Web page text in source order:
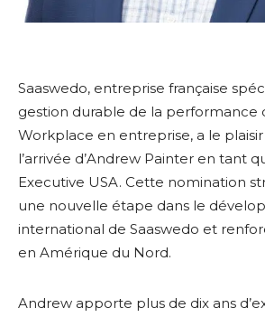
Saaswedo, entreprise française
gestion durable de la performance
Workplace en entreprise, a le
l’arrivée d’Andrew Painter en tant
Executive USA. Cette nomination
une nouvelle étape dans le
international de Saaswedo et
en Amérique du Nord.
Andrew apporte plus de dix ans